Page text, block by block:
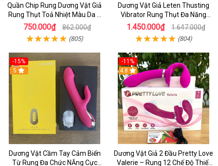
Quần Chip Rung Dương Vật Giả
Rung Thụt Toả Nhiệt Màu Da 7
Chế Độ Thụt _ Điều Khiển Từ Xa
Bằng Remote
750.000₫ 862.000₫
(805)
Dương Vật Giả Leten Thusting
Vibrator Rung Thụt Đa Năng
_Kết Hợp Lưỡi Liếm Uấn Cong
Rung Cưc Mạnh
1.450.000₫ 1.647.000₫
(804)
-15%
5
Dương Vật Cầm Tay Cảm Biến
Từ Rung Đa Chức NĂng Cực
-11%
4.8
Dương Vật Giả 2 Đầu Pretty Love
Valerie – Rung 12 Chế Độ Thiết